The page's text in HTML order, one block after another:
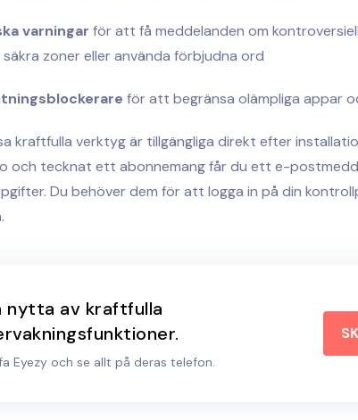
varningar för att få meddelanden om
säkra zoner eller använda förbjudna ord
för att begränsa olämpliga appar
kraftfulla verktyg är tillgängliga direkt efter
och tecknat ett abonnemang får du ett e-
Du behöver dem för att logga in på din
nytta av kraftfulla
Eyezy och se allt på deras telefon.